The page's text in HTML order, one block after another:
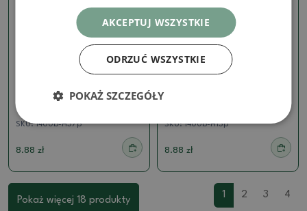
Ceramiczna miska H37
-14,5 x 13 x 1 cm
SKU:1400b-H37p
8.88 zł
SKU:1400b-H13p
8.88 zł
Pokaż więcej 18 produkty
1 2 3 4
AKCEPTUJ WSZYSTKIE
ODRZUĆ WSZYSTKIE
POKAŻ SZCZEGÓŁY